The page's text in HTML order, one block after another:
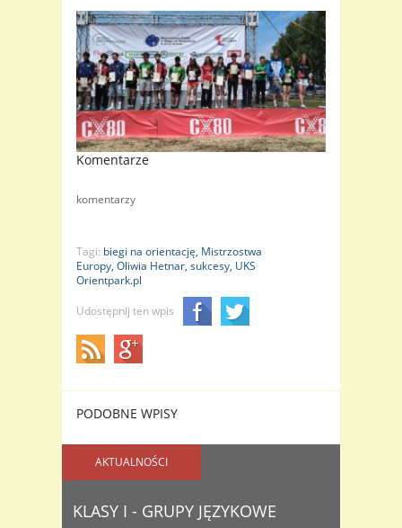
Komentarze
komentarzy
Tagi: biegi na orientację, Mistrzostwa
Europy, Oliwia Hetnar, sukcesy, UKS
Orientpark.pl
Udostępnij ten wpis
PODOBNE WPISY
AKTUALNOŚCI
KLASY I - GRUPY JĘZYKOWE